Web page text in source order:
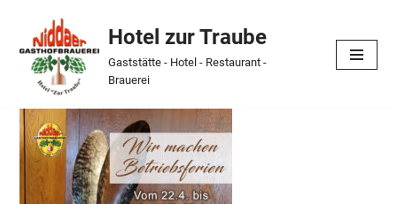
Skip
content
Hotel zur Traube
Gaststätte - Hotel - Restaurant -
Brauerei